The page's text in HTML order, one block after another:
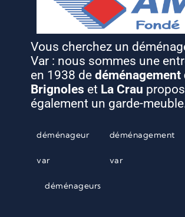
Vous cherchez un
Var : nous sommes une
en 1938 de déménagement
Brignoles et La Crau
également un garde-
déménageur
var
déménagement
var
déménageurs